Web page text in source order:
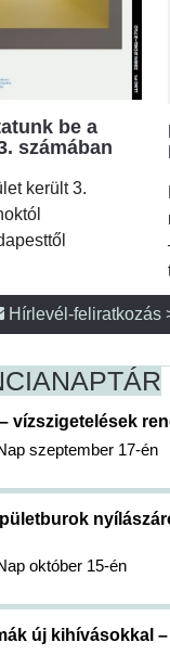
be a
számában
került 3.
Hírlevél-feliratkozás
NAPTÁR
vízszigetelések
szeptember 17-én
október 15-én
új kihívásokkal